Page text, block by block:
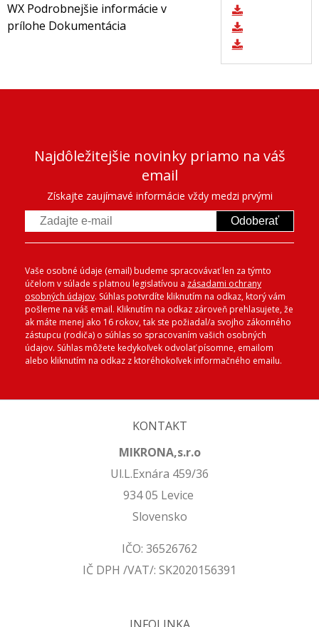
WX Podrobnejšie informácie v
prílohe Dokumentácia
Najdôležitejšie novinky priamo na váš
email
Získajte zaujímavé informácie vždy medzi prvými
Odoberať
Vaše osobné údaje (email) budeme spracovávať len za týmto
účelom v súlade s platnou legislatívou a zásadami ochrany
osobných údajov. Súhlas potvrdíte kliknutím na odkaz, ktorý vám
pošleme na váš email. Kliknutím na odkaz zároveň prehlasujete, že
ak máte menej ako 16 rokov, tak ste požiadal/a svojho zákonného
zástupcu (rodiča) o súhlas so spracovaním vašich osobných
údajov. Súhlas môžete kedykoľvek odvolať písomne, emailom
alebo kliknutím na odkaz z ktoréhokoľvek informačného emailu.
KONTAKT
MIKRONA,s.r.o
Ul.L.Exnára 459/36
934 05 Levice
Slovensko
IČO: 36526762
IČ DPH /VAT/: SK2020156391